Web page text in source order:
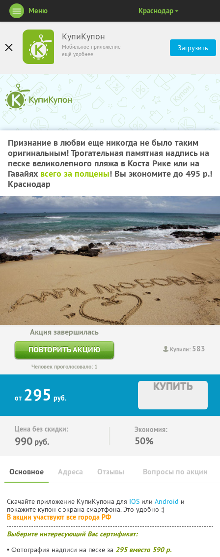
КупиКупон
Мобильное приложение
ещё удобнее
Загрузить
Меню Краснодар
Признание в любви еще никогда не было таким
оригинальным! Трогательная памятная надпись на
песке великолепного пляжа в Коста Рике или на
Гавайях всего за полцены! Вы экономите до 495 р.!
Краснодар
Купили: 583
Акция завершилась
ПОВТОРИТЬ АКЦИЮ
Человек проголосовало: 1
от 295 руб.
КУПИТЬ
Цена без скидки:
990 руб.
Экономия:
50%
Основное Отзывы Вопросы по акции
Адреса
Скачайте приложение КупиКупона для IOS или Android и
покажите купон с экрана смартфона. Это удобно :)
В акции участвуют все города РФ
Выберите интересующий Вас сертификат:
• Фотография надписи на песке за 295 вместо 590 р.